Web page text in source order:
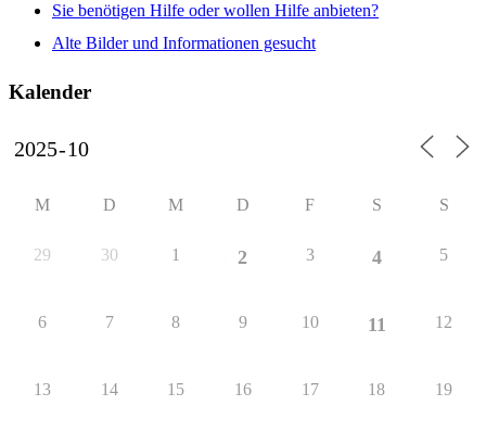
Sie benötigen Hilfe oder wollen Hilfe anbieten?
Alte Bilder und Informationen gesucht
Kalender
M D M D F S S
29 30 1 2 3 4 5
6 7 8 9 10 11 12
13 14 15 16 17 18 19